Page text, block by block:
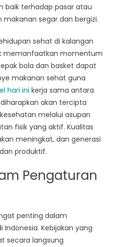
baik terhadap pasar atau
segar dan bergizi.
sehat di kalangan
memanfaatkan momentum
bola dan basket dapat
makanan sehat guna
hari ini kerja sama antara
akan tercipta
melalui asupan
fisik yang aktif. Kualitas
meningkat, dan generasi
produktif.
Pengaturan
penting dalam
Kebijakan yang
secara langsung